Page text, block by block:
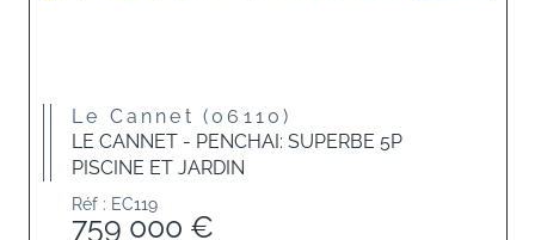
Le Cannet (06110)
LE CANNET - PENCHAI: SUPERBE 5P
PISCINE ET JARDIN
Réf : EC119
759 000 €